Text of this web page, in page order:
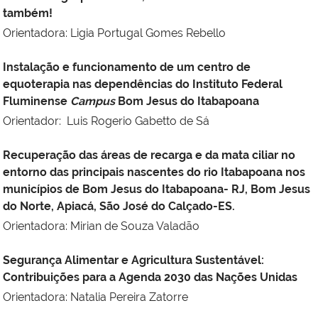
também!
Orientadora: Ligia Portugal Gomes Rebello
Instalação e funcionamento de um centro de
equoterapia nas dependências do Instituto Federal
Fluminense CampusBom Jesus do Itabapoana
Orientador: Luis Rogerio Gabetto de Sá
Recuperação das áreas de recarga e da mata ciliar no
entorno das principais nascentes do rio Itabapoana nos
municípios de Bom Jesus do Itabapoana- RJ, Bom Jesus
do Norte, Apiacá, São José do Calçado-ES.
Orientadora: Mirian de Souza Valadão
Segurança Alimentar e Agricultura Sustentável:
Contribuições para a Agenda 2030 das Nações Unidas
Orientadora: Natalia Pereira Zatorre